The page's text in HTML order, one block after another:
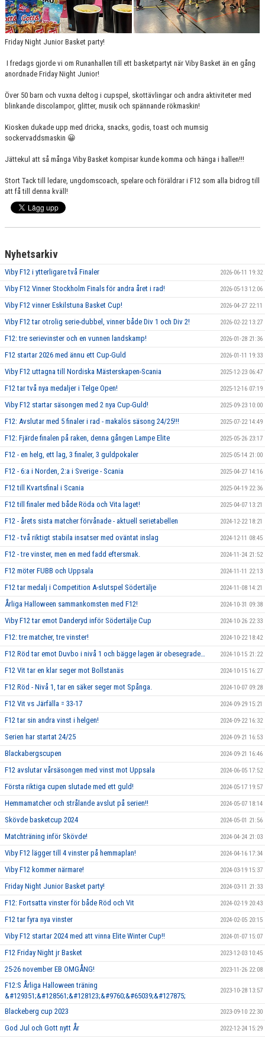
Friday Night Junior Basket party!
I fredags gjorde vi om Runanhallen till ett basketpartyt när Viby Basket än en gång
anordnade Friday Night Junior!
Över 50 barn och vuxna deltog i cupspel, skottävlingar och andra aktiviteter med
blinkande discolampor, glitter, musik och spännande rökmaskin!
Kiosken dukade upp med dricka, snacks, godis, toast och mumsig
sockervaddsmaskin 😀
Jättekul att så många Viby Basket kompisar kunde komma och hänga i hallen!!!
Stort Tack till ledare, ungdomscoach, spelare och föräldrar i F12 som alla bidrog till
att få till denna kväll!
Nyhetsarkiv
Viby F12 i ytterligare två Finaler 2026-06-11 19:32
Viby F12 Vinner Stockholm Finals för andra året i rad! 2026-05-13 12:06
Viby F12 vinner Eskilstuna Basket Cup! 2026-04-27 22:11
Viby F12 tar otrolig serie-dubbel, vinner både Div 1 och Div 2! 2026-02-22 13:27
F12: tre serievinster och en vunnen landskamp! 2026-01-28 21:36
F12 startar 2026 med ännu ett Cup-Guld 2026-01-11 19:33
Viby F12 uttagna till Nordiska Mästerskapen-Scania 2025-12-23 06:47
F12 tar två nya medaljer i Telge Open! 2025-12-16 07:19
Viby F12 startar säsongen med 2 nya Cup-Guld! 2025-09-23 10:00
F12: Avslutar med 5 finaler i rad - makalös säsong 24/25!!! 2025-07-22 14:49
F12: Fjärde finalen på raken, denna gången Lampe Elite 2025-05-26 23:17
F12 - en helg, ett lag, 3 finaler, 3 guldpokaler 2025-05-14 21:00
F12 - 6:a i Norden, 2:a i Sverige - Scania 2025-04-27 14:16
F12 till Kvartsfinal i Scania 2025-04-19 22:36
F12 till finaler med både Röda och Vita laget! 2025-04-07 13:21
F12 - årets sista matcher förvånade - aktuell serietabellen 2024-12-22 18:21
F12 - två riktigt stabila insatser med oväntat inslag 2024-12-11 08:45
F12 - tre vinster, men en med fadd eftersmak. 2024-11-24 21:52
F12 möter FUBB och Uppsala 2024-11-11 22:13
F12 tar medalj i Competition A-slutspel Södertälje 2024-11-08 14:21
Årliga Halloween sammankomsten med F12! 2024-10-31 09:38
Viby F12 tar emot Danderyd inför Södertälje Cup 2024-10-26 22:33
F12: tre matcher, tre vinster! 2024-10-22 18:42
F12 Röd tar emot Duvbo i nivå 1 och bägge lagen är obesegrade… 2024-10-15 21:22
F12 Vit tar en klar seger mot Bollstanäs 2024-10-15 16:27
F12 Röd - Nivå 1, tar en säker seger mot Spånga. 2024-10-07 09:28
F12 Vit vs Järfälla = 33-17 2024-09-29 15:21
F12 tar sin andra vinst i helgen! 2024-09-22 16:32
Serien har startat 24/25 2024-09-21 16:53
Blackabergscupen 2024-09-21 16:46
F12 avslutar vårsäsongen med vinst mot Uppsala 2024-06-05 17:52
Första riktiga cupen slutade med ett guld! 2024-05-17 19:57
Hemmamatcher och strålande avslut på serien!! 2024-05-07 18:14
Skövde basketcup 2024 2024-05-01 21:56
Matchträning inför Skövde! 2024-04-24 21:03
Viby F12 lägger till 4 vinster på hemmaplan! 2024-04-16 17:34
Viby F12 kommer närmare! 2024-03-19 15:37
Friday Night Junior Basket party! 2024-03-11 21:33
F12: Fortsatta vinster för både Röd och Vit 2024-02-19 20:43
F12 tar fyra nya vinster 2024-02-05 20:15
Viby F12 startar 2024 med att vinna Elite Winter Cup!! 2024-01-07 15:07
F12 Friday Night jr Basket 2023-12-03 10:45
25-26 november EB OMGÅNG! 2023-11-26 22:08
F12:S Årliga Halloween träning
&#129351;&#128561;&#128123;&#9760;&#65039;&#127875;
2023-10-28 13:57
Blackeberg cup 2023 2023-09-10 22:30
God Jul och Gott nytt År 2022-12-24 15:29